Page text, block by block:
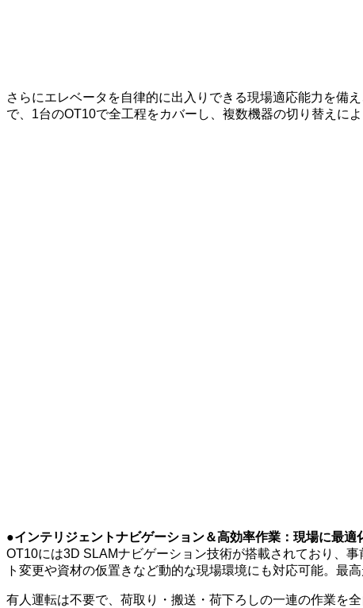
さらにエレベータを自律的に出入りできる現場適応能力を備
で、1台のOT10で全工程をカバーし、複数機器の切り替えによ
●インテリジェントナビゲーション＆高効率作業：現場に最適
OT10には3D SLAMナビゲーション技術が搭載されており、
ト変更や資材の仮置きなど動的な現場環境にも対応可能。最
有人運転は不要で、荷取り・搬送・荷下ろしの一連の作業を